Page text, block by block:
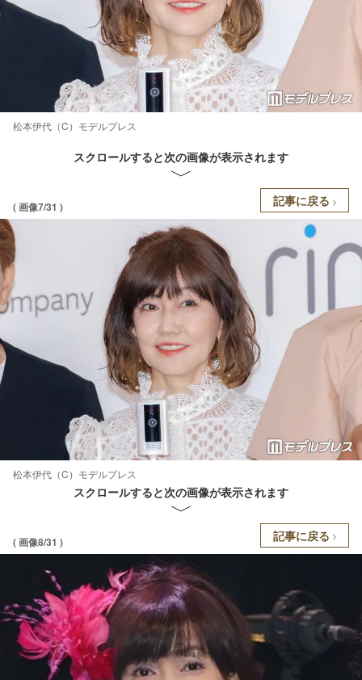
松本伊代（C）モデルプレス
スクロールすると次の画像が表示されます
( 画像7/31 ) 記事に戻る
松本伊代（C）モデルプレス
スクロールすると次の画像が表示されます
( 画像8/31 ) 記事に戻る